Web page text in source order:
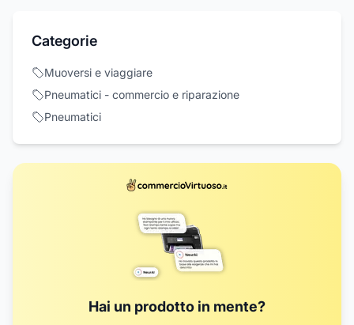
Categorie
Muoversi e viaggiare
Pneumatici - commercio e riparazione
Pneumatici
Hai un prodotto in mente?